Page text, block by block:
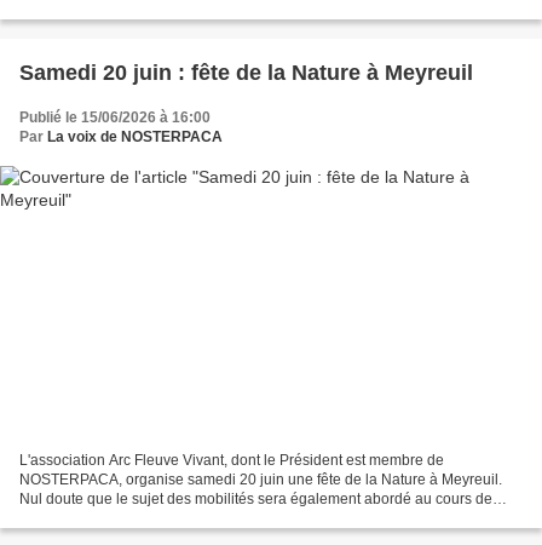
Samedi 20 juin : fête de la Nature à Meyreuil
Publié le 15/06/2026 à 16:00
Par La voix de NOSTERPACA
L'association Arc Fleuve Vivant, dont le Président est membre de
NOSTERPACA, organise samedi 20 juin une fête de la Nature à Meyreuil.
Nul doute que le sujet des mobilités sera également abordé au cours de